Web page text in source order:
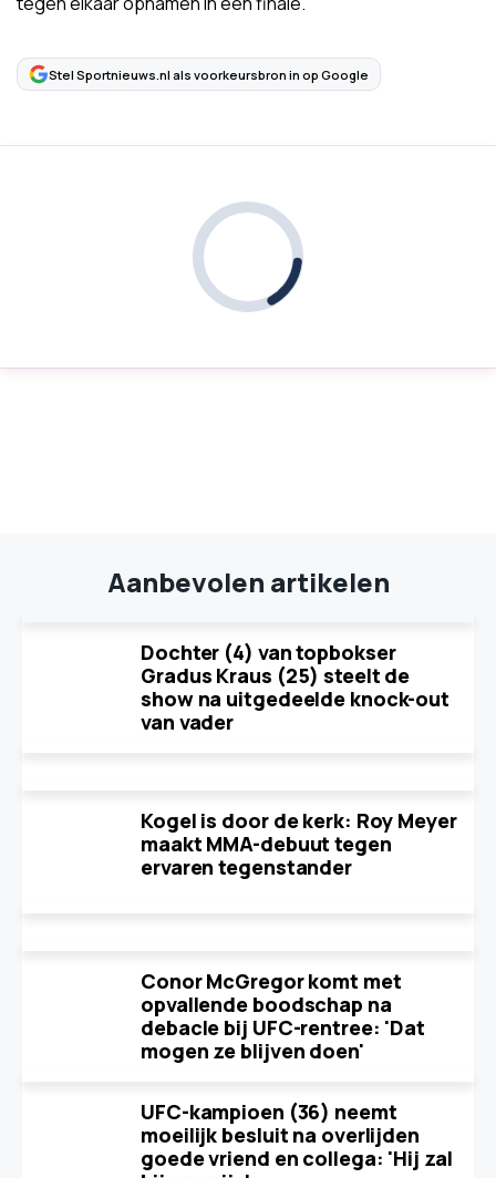
Stel Sportnieuws.nl als voorkeursbron in op Google
Aanbevolen artikelen
Dochter (4) van topbokser
Gradus Kraus (25) steelt de
show na uitgedeelde knock-out
van vader
Kogel is door de kerk: Roy Meyer
maakt MMA-debuut tegen
ervaren tegenstander
Conor McGregor komt met
opvallende boodschap na
debacle bij UFC-rentree: 'Dat
mogen ze blijven doen'
UFC-kampioen (36) neemt
moeilijk besluit na overlijden
goede vriend en collega: 'Hij zal